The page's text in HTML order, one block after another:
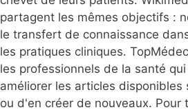
partagent les mêmes objectifs :
le transfert de connaissance
les pratiques cliniques.
les professionnels de la santé
améliorer les articles disponibles
ou d'en créer de nouveaux. Pour